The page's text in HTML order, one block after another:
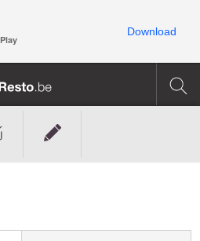
Download